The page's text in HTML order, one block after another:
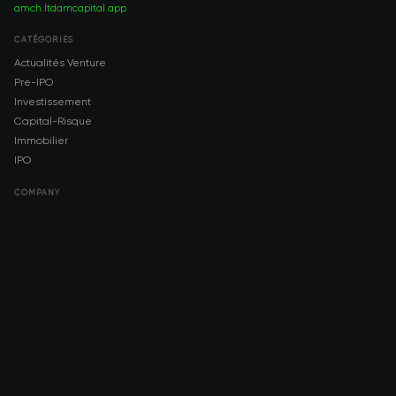
amch.ltdamcapital.app
CATÉGORIES
Actualités Venture
Pre-IPO
Investissement
Capital-Risque
Immobilier
IPO
COMPANY